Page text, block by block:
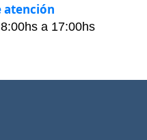
atención
a 17:00hs